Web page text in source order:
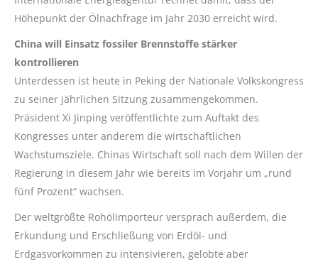
Höhepunkt der Ölnachfrage im Jahr 2030 erreicht wird.
China will Einsatz fossiler Brennstoffe stärker
kontrollieren
Unterdessen ist heute in Peking der Nationale Volkskongress
zu seiner jährlichen Sitzung zusammengekommen.
Präsident Xi Jinping veröffentlichte zum Auftakt des
Kongresses unter anderem die wirtschaftlichen
Wachstumsziele. Chinas Wirtschaft soll nach dem Willen der
Regierung in diesem Jahr wie bereits im Vorjahr um „rund
fünf Prozent“ wachsen.
Der weltgrößte Rohölimporteur versprach außerdem, die
Erkundung und Erschließung von Erdöl- und
Erdgasvorkommen zu intensivieren, gelobte aber